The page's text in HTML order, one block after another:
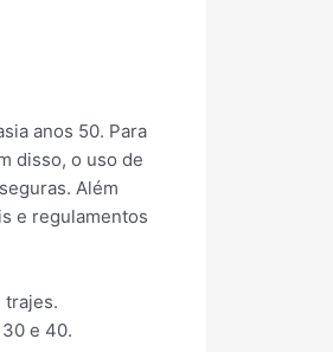
anos 50. Para
disso, o uso de
Além
e regulamentos
trajes.
e 40.